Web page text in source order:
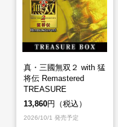
真・三國無双２ with 猛
将伝 Remastered
TREASURE
BOX（PS5）
13,860円（税込）
2026/10/1 発売予定